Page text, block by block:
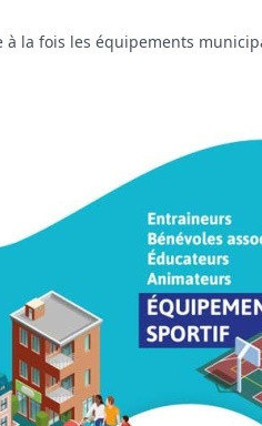
à la fois les équipements